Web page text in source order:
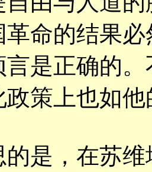
命的结果
是正确的
策上也如
，在苏维